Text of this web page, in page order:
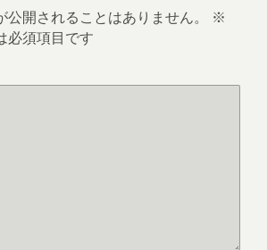
開されることはありません。
※
必須項目です